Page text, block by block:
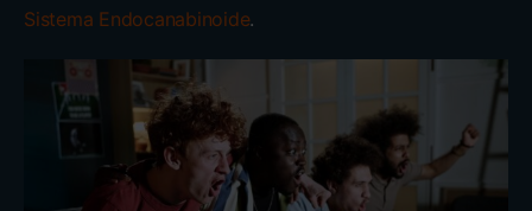
Sistema Endocanabinoide.